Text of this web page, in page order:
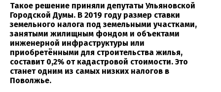
Такое решение приняли депутаты Ульяновской
Городской Думы. В 2019 году размер ставки
земельного налога под земельными участками,
занятыми жилищным фондом и объектами
инженерной инфраструктуры или
приобретёнными для строительства жилья,
составит 0,2% от кадастровой стоимости. Это
станет одним из самых низких налогов в
Поволжье.